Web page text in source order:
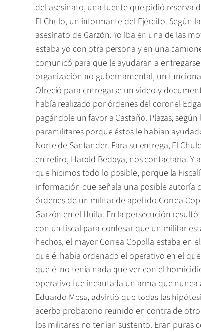
del asesinato, una fuente que pidió reserva
El Chulo, un informante del Ejército. Según
asesinato de Garzón: Yo iba en una de las
estaba yo con otra persona y en una
comunicó para que le ayudaran a
organización no gubernamental, un
Ofreció para entregarse un video y
había realizado por órdenes del coronel
pagándole un favor a Castaño. Plazas,
paramilitares porque éstos le habían
Norte de Santander. Para su entrega, El
en retiro, Harold Bedoya, nos contactaría. Y
que hicimos todo lo posible, porque la
información que señala una posible
órdenes de un militar de apellido Correa
Garzón en el Huila. En la persecución
con un fiscal para confesar que un militar
hechos, el mayor Correa Copolla estaba en
que él había ordenado el operativo en el
que él no tenía nada que ver con el
operativo fue incautada un arma que nunca
Eduardo Mesa, advirtió que todas las
acerbo probatorio reunido en contra de otro
los militares no tenían sustento. Eran puras